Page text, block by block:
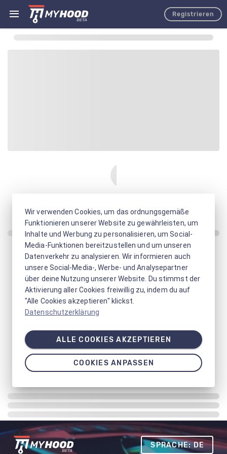
Registrieren
SPRACHE: DE
Wir verwenden Cookies, um das ordnungsgemäße
Funktionieren unserer Website zu gewährleisten, um
Inhalte und Werbung zu personalisieren, um Social-
Media-Funktionen bereitzustellen und um unseren
Datenverkehr zu analysieren. Wir informieren auch
unsere Social-Media-, Werbe- und Analysepartner
über deine Nutzung unserer Website. Du stimmst der
Aktivierung aller Cookies freiwillig zu, indem du auf
"Alle Cookies akzeptieren" klickst.
Datenschutzerklärung
ALLE COOKIES AKZEPTIEREN
COOKIES ANPASSEN